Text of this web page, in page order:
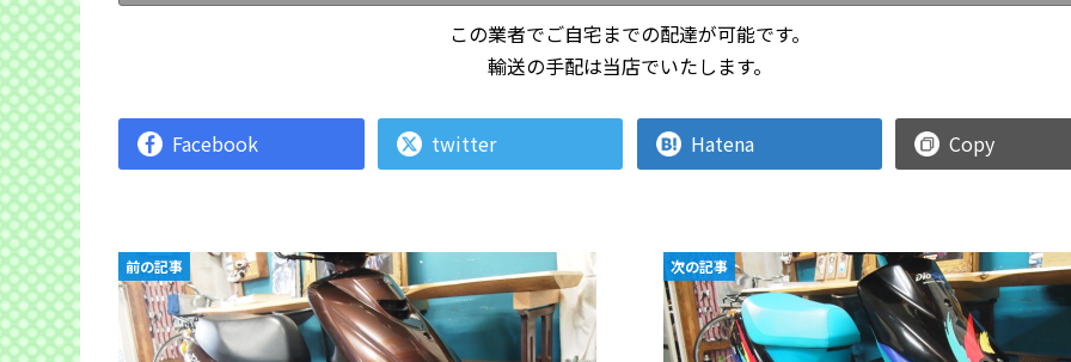
この業者でご自宅までの配達が可能です。
輸送の手配は当店でいたします。
Facebook twitter Hatena Copy
前の記事 次の記事